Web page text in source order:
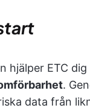
hjälper ETC
.
data från